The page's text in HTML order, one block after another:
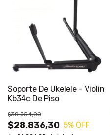
Soporte De Ukelele - Violin
Kb34c De Piso
$28.836,30
$30.354,00
5% OFF